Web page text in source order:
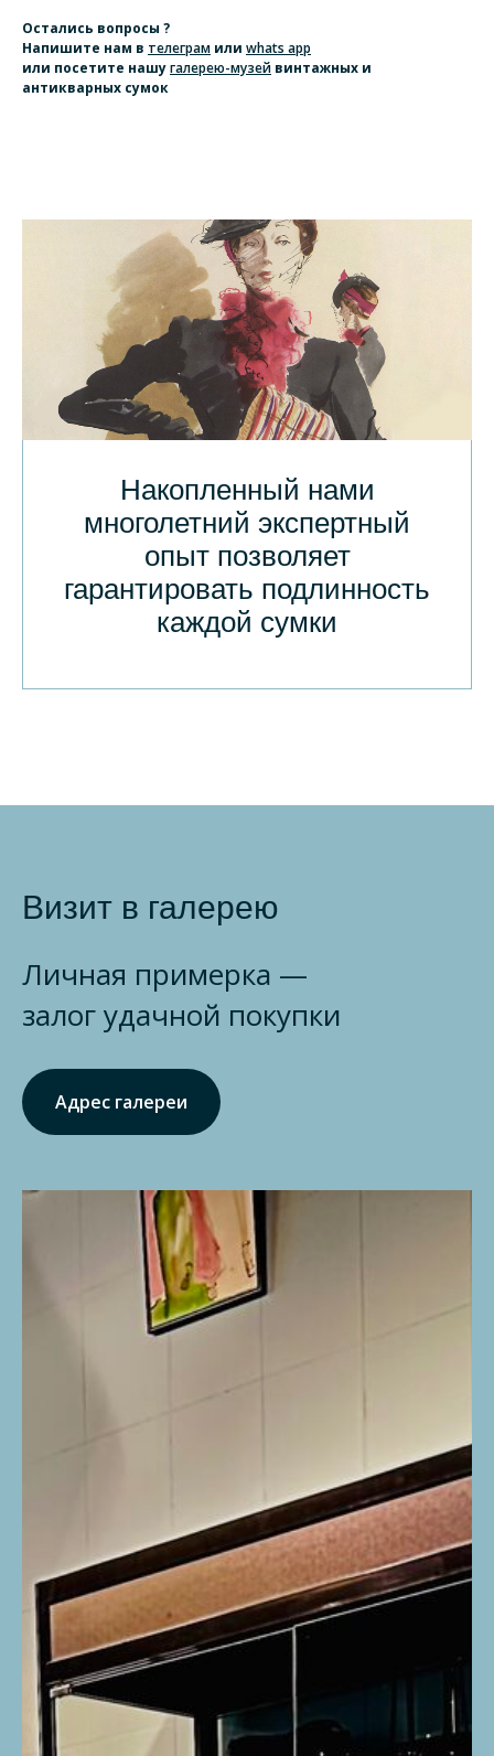
Остались вопросы ?
Напишите нам в телеграм или whats app
или посетите нашугалерею-музей винтажных и
антикварных сумок
Накопленный нами
многолетний экспертный
опыт позволяет
гарантировать подлинность
каждой сумки
Визит в галерею
Личная примерка —
залог удачной покупки
Адрес галереи